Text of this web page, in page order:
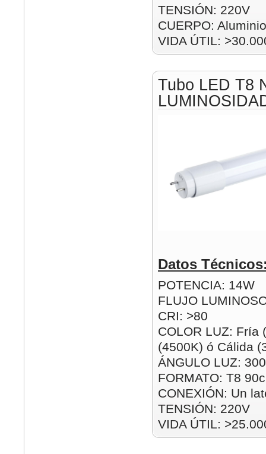
TENSIÓN: 220V
CUERPO: Aluminio
VIDA ÚTIL:
Tubo LED T8
Datos
POTENCIA: 14W
FLUJO
CRI: >80
COLOR LUZ: Fría
(4500K) ó Cálida
ÁNGULO LUZ:
FORMATO: T8
CONEXIÓN: Un
TENSIÓN: 220V
VIDA ÚTIL: